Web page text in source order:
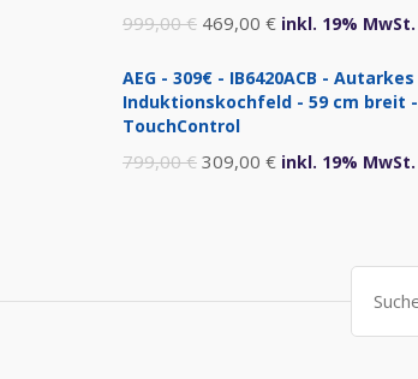
999,00€ Ursprünglicher
war:
999,00 €
469,00 €Aktueller
ist:
inkl. 19% MwSt.
AEG - 309€ - IB6420ACB - Autarkes
Induktionskochfeld - 59 cm breit -
TouchControl
799,00€ Ursprünglicher
309,00 €Aktueller
inkl. 19% MwSt.
Suche
nach: